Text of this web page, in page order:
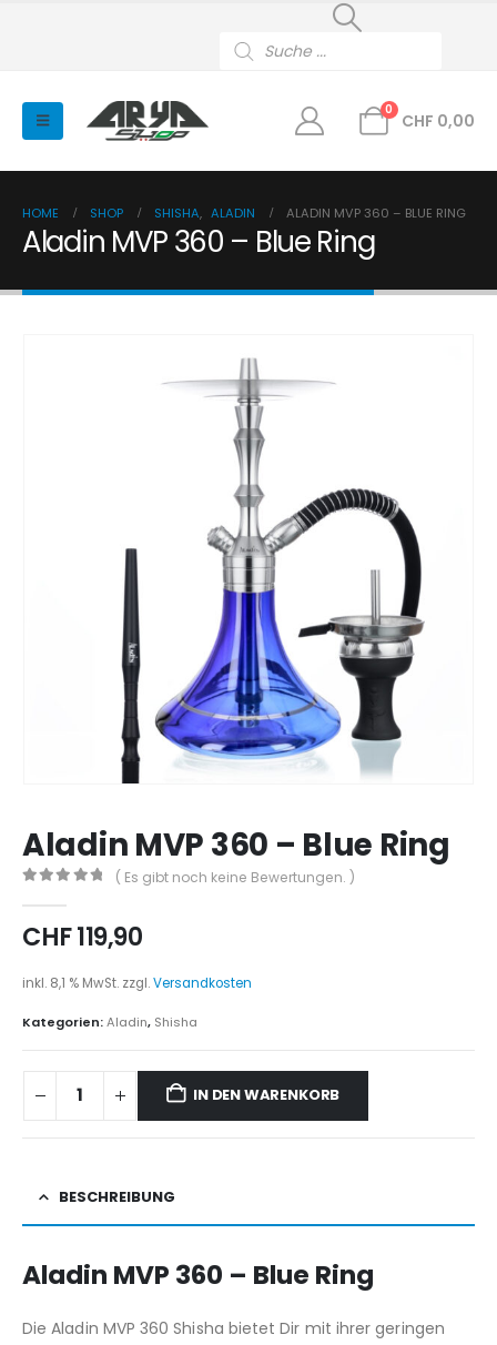
search
0
CHF 0,00
HOME SHOP SHISHA, ALADIN ALADIN MVP 360 – BLUE RING
Aladin MVP 360 – Blue Ring
Aladin MVP 360 – Blue Ring
( Es gibt noch keine Bewertungen. )
CHF119,90
inkl. 8,1 % MwSt. zzgl.Versandkosten
Kategorien:Aladin, Shisha
IN DEN WARENKORB
BESCHREIBUNG
Aladin MVP 360 – Blue Ring
Die Aladin MVP 360 Shisha bietet Dir mit ihrer geringen